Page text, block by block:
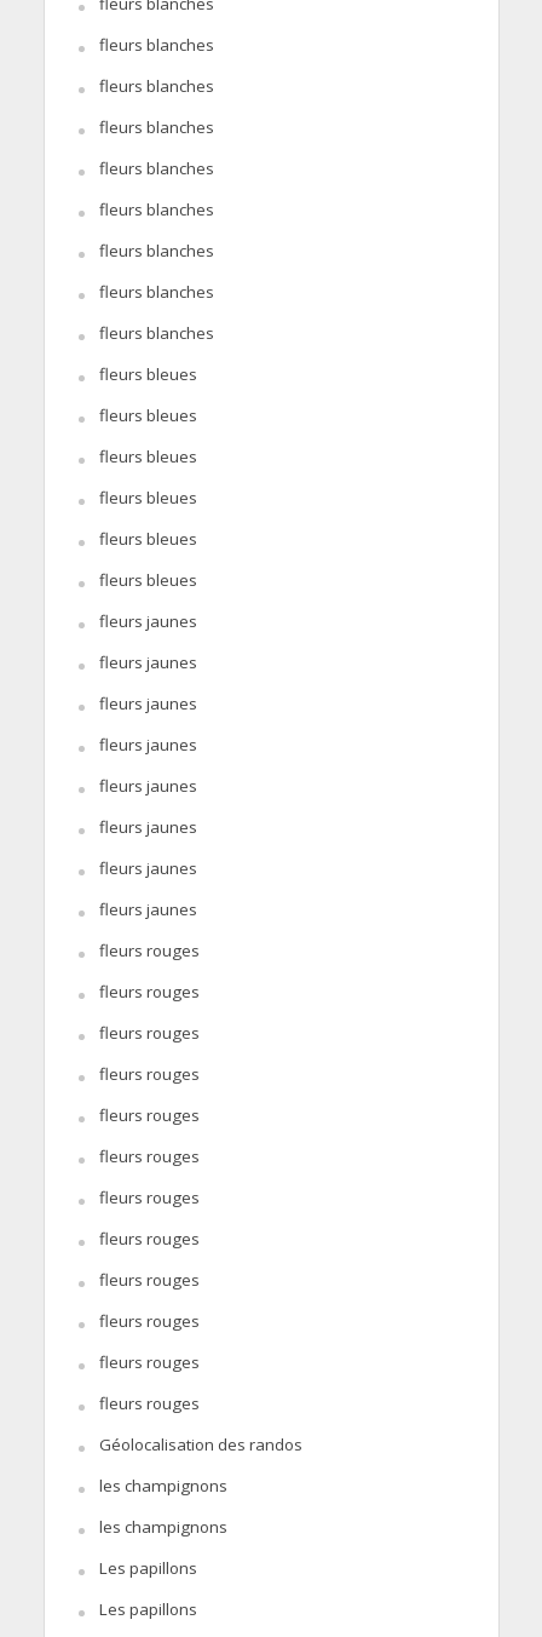
fleurs blanches
fleurs blanches
fleurs blanches
fleurs blanches
fleurs blanches
fleurs blanches
fleurs blanches
fleurs blanches
fleurs bleues
fleurs bleues
fleurs bleues
fleurs bleues
fleurs bleues
fleurs bleues
fleurs jaunes
fleurs jaunes
fleurs jaunes
fleurs jaunes
fleurs jaunes
fleurs jaunes
fleurs jaunes
fleurs jaunes
fleurs rouges
fleurs rouges
fleurs rouges
fleurs rouges
fleurs rouges
fleurs rouges
fleurs rouges
fleurs rouges
fleurs rouges
fleurs rouges
fleurs rouges
fleurs rouges
Géolocalisation des randos
les champignons
les champignons
Les papillons
Les papillons